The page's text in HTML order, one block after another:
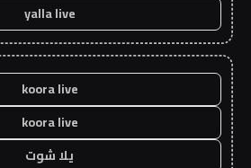
yalla live
koora live
koora live
يلا شوت